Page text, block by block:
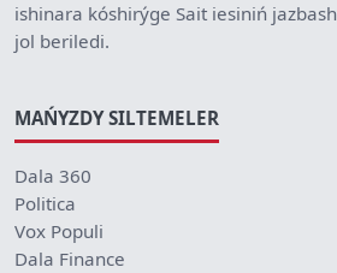
ishinara kóshirýge Sait iesiniń
jol beriledi.
MAŃYZDY SILTEMELER
Dala 360
Politica
Vox Populi
Dala Finance